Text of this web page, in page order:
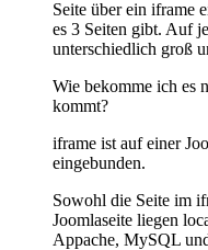
Seite über ein iframe
es 3 Seiten gibt. Auf
unterschiedlich groß
Wie bekomme ich es
kommt?
iframe ist auf einer
eingebunden.
Sowohl die Seite im
Joomlaseite liegen
Appache, MySQL